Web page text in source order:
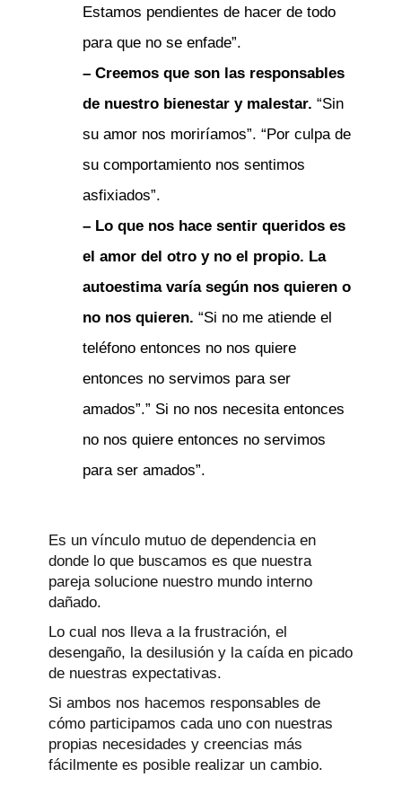
Estamos pendientes de hacer de todo
para que no se enfade”.
– Creemos que son las responsables
de nuestro bienestar y malestar. “Sin
su amor nos moriríamos”. “Por culpa de
su comportamiento nos sentimos
asfixiados”.
– Lo que nos hace sentir queridos es
el amor del otro y no el propio. La
autoestima varía según nos quieren o
no nos quieren. “Si no me atiende el
teléfono entonces no nos quiere
entonces no servimos para ser
amados”.” Si no nos necesita entonces
no nos quiere entonces no servimos
para ser amados”.
Es un vínculo mutuo de dependencia en
donde lo que buscamos es que nuestra
pareja solucione nuestro mundo interno
dañado.
Lo cual nos lleva a la frustración, el
desengaño, la desilusión y la caída en picado
de nuestras expectativas.
Si ambos nos hacemos responsables de
cómo participamos cada uno con nuestras
propias necesidades y creencias más
fácilmente es posible realizar un cambio.